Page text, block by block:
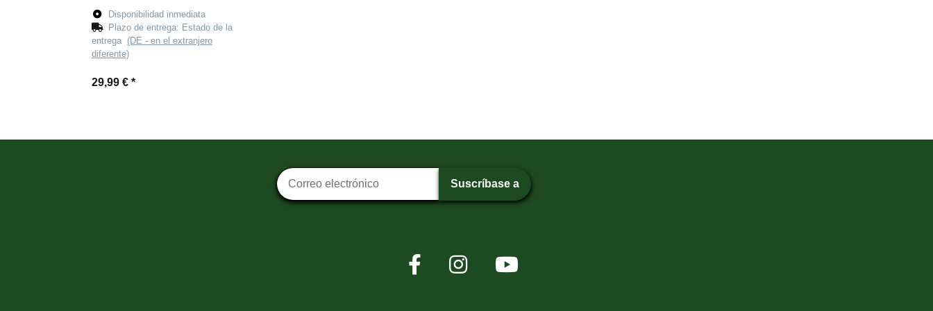
Disponibilidad inmediata
Plazo de entrega: Estado de la
entrega (DE - en el extranjero
diferente)
29,99 € *
Suscripción al boletín
Suscríbase a